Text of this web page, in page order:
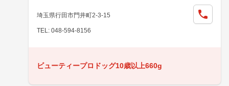
埼玉県行田市門井町2-3-15
TEL: 048-594-8156
ビューティープロドッグ10歳以上660g